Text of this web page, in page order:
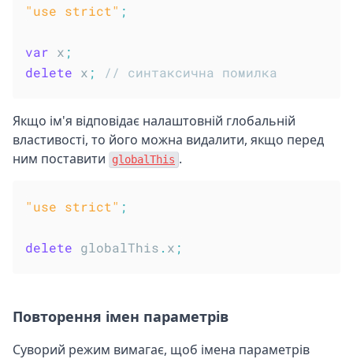
"use strict" ;
var x ;
delete x ; // синтаксична помилка
Якщо ім'я відповідає налаштовній глобальній
властивості, то його можна видалити, якщо перед
ним поставити
globalThis .
"use strict" ;
delete globalThis . x ;
Повторення імен параметрів
Суворий режим вимагає, щоб імена параметрів